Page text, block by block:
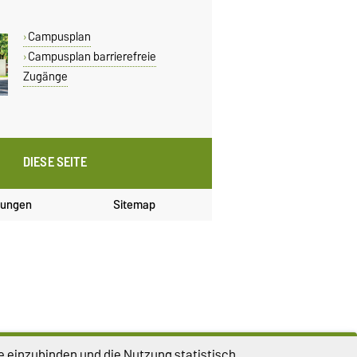
Campusplan
Campusplan barrierefreie
Zugänge
DIESE SEITE
Sitemap